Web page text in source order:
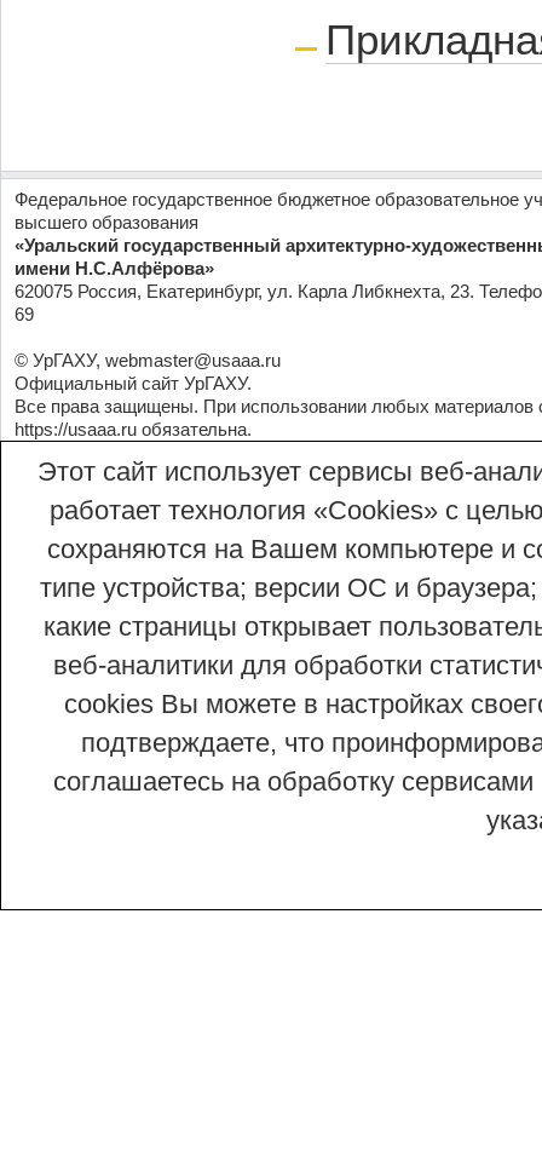
Федеральное государственное бюджетное образовательное
высшего образования
«Уральский государственный архитектурно-
имени Н.С.Алфёрова»
620075 Россия, Екатеринбург, ул. Карла Либкнехта, 23.
69
© УрГАХУ, webmaster@usaaa.ru
Официальный сайт УрГАХУ.
Все права защищены. При использовании любых материалов
https://usaaa.ru обязательна.
Этот сайт использует сервисы веб-
работает технология «Сookies» с
сохраняются на Вашем компьютере и
типе устройства; версии ОС и
какие страницы открывает
веб-аналитики для обработки
cookies Вы можете в настройках
подтверждаете, что
соглашаетесь на обработку